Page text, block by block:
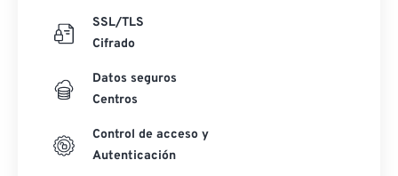
SSL/TLS
Cifrado
Datos seguros
Centros
Control de acceso y
Autenticación